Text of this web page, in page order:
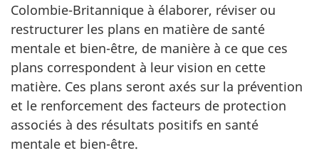
Colombie-Britannique à élaborer, réviser ou
restructurer les plans en matière de santé
mentale et bien-être, de manière à ce que ces
plans correspondent à leur vision en cette
matière. Ces plans seront axés sur la prévention
et le renforcement des facteurs de protection
associés à des résultats positifs en santé
mentale et bien-être.